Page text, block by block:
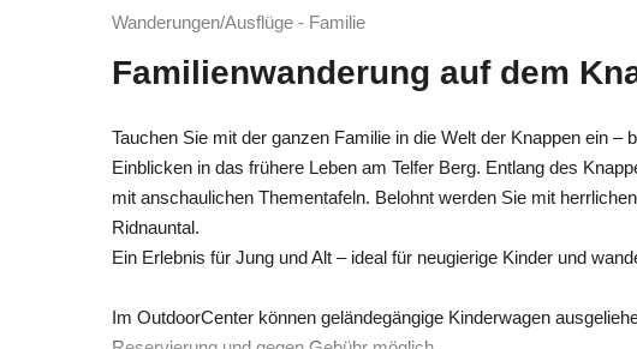
Wanderungen/Ausflüge - Familie
Familienwanderung auf dem
Tauchen Sie mit der ganzen Familie in die Welt der Knappen ein –
Einblicken in das frühere Leben am Telfer Berg. Entlang des
mit anschaulichen Thementafeln. Belohnt werden Sie mit
Ridnauntal.
Ein Erlebnis für Jung und Alt – ideal für neugierige Kinder und
Im OutdoorCenter können geländegängige Kinderwagen